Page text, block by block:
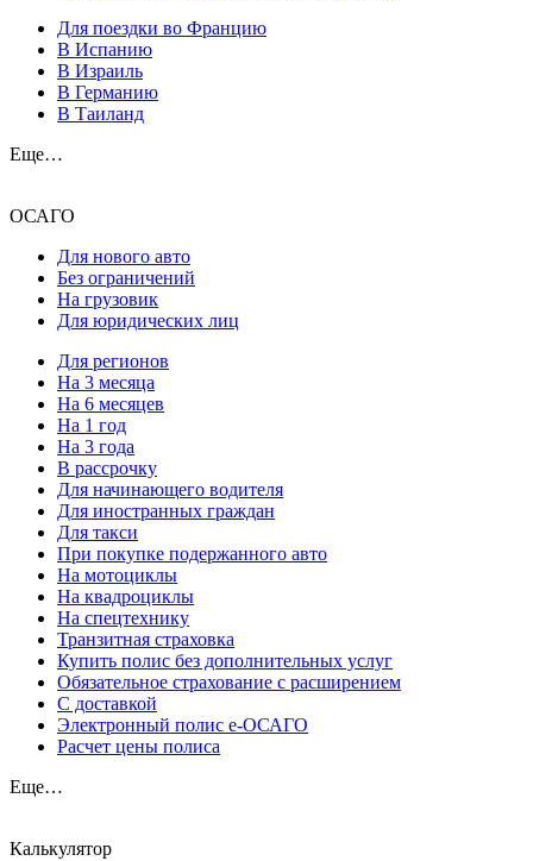
Для поездки во Францию
В Испанию
В Израиль
В Германию
В Таиланд
Еще…
ОСАГО
Для нового авто
Без ограничений
На грузовик
Для юридических лиц
Для регионов
На 3 месяца
На 6 месяцев
На 1 год
На 3 года
В рассрочку
Для начинающего водителя
Для иностранных граждан
Для такси
При покупке подержанного авто
На мотоциклы
На квадроциклы
На спецтехнику
Транзитная страховка
Купить полис без дополнительных услуг
Обязательное страхование с расширением
С доставкой
Электронный полис е-ОСАГО
Расчет цены полиса
Еще…
Калькулятор